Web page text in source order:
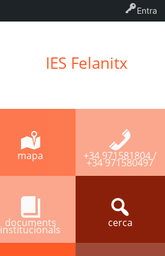
IES Felanitx
mapa +34 971581804 /
+34 971580497
documents
institucionals
cerca
Entra